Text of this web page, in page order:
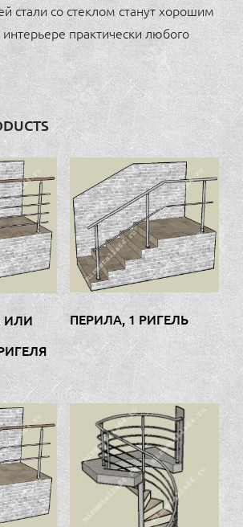
стали со стеклом станут хорошим
практически любого
ИЛИ
ПЕРИЛА, 1 РИГЕЛЬ